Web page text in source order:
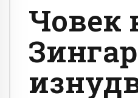
Човек